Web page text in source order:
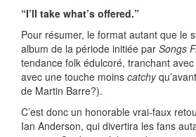
“I’ll take what’s offered.”
Pour résumer, le format autant que le
album de la période initiée par Songs
tendance folk édulcoré, tranchant
avec une touche moins catchy
de Martin Barre?).
C’est donc un honorable vrai-faux
Ian Anderson, qui divertira les fans